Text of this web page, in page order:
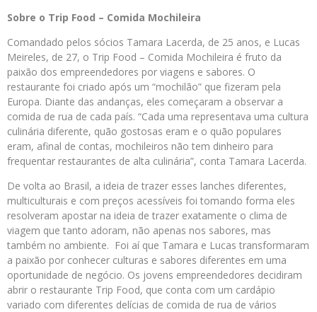
Sobre o Trip Food – Comida Mochileira
Comandado pelos sócios Tamara Lacerda, de 25 anos, e Lucas
Meireles, de 27, o Trip Food – Comida Mochileira é fruto da
paixão dos empreendedores por viagens e sabores. O
restaurante foi criado após um “mochilão” que fizeram pela
Europa. Diante das andanças, eles começaram a observar a
comida de rua de cada país. “Cada uma representava uma cultura
culinária diferente, quão gostosas eram e o quão populares
eram, afinal de contas, mochileiros não tem dinheiro para
frequentar restaurantes de alta culinária”, conta Tamara Lacerda.
De volta ao Brasil, a ideia de trazer esses lanches diferentes,
multiculturais e com preços acessíveis foi tomando forma eles
resolveram apostar na ideia de trazer exatamente o clima de
viagem que tanto adoram, não apenas nos sabores, mas
também no ambiente. Foi aí que Tamara e Lucas transformaram
a paixão por conhecer culturas e sabores diferentes em uma
oportunidade de negócio. Os jovens empreendedores decidiram
abrir o restaurante Trip Food, que conta com um cardápio
variado com diferentes delícias de comida de rua de vários